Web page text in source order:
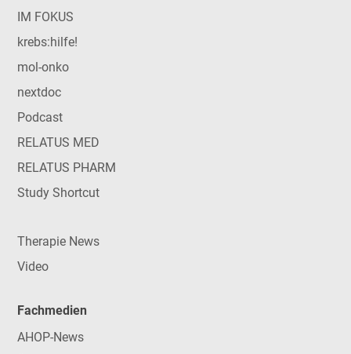
IM FOKUS
krebs:hilfe!
mol-onko
nextdoc
Podcast
RELATUS MED
RELATUS PHARM
Study Shortcut
Therapie News
Video
Fachmedien
AHOP-News